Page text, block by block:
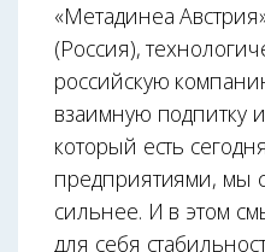
«Метадинеа
(Россия),
российскую
взаимную подпитку и
который есть
предприятиями, мы
сильнее. И в этом
для себя